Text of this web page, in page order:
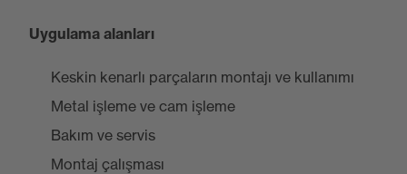
Uygulama alanları
Keskin kenarlı parçaların montajı ve kullanımı
Metal işleme ve cam işleme
Bakım ve servis
Montaj çalışması